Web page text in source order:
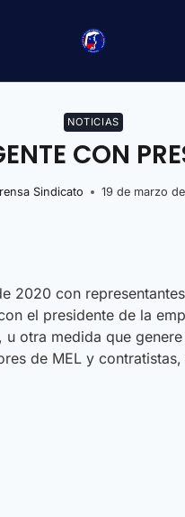
NOTICIAS
CON
Sindicato 19 de marzo
con
el presidente de la
otra medida que
de MEL y